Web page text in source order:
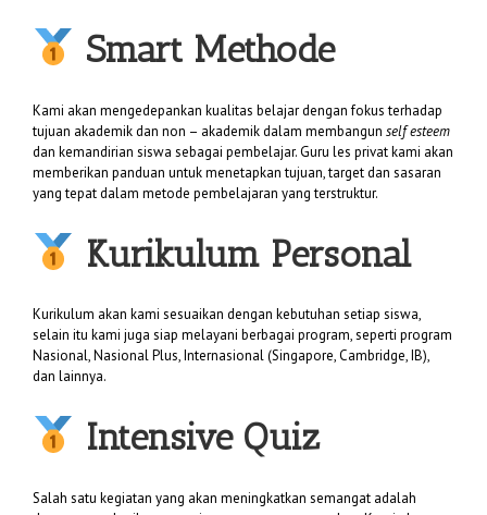
Smart Methode
Kami akan mengedepankan kualitas belajar dengan fokus terhadap
tujuan akademik dan non – akademik dalam membangun self esteem
dan kemandirian siswa sebagai pembelajar. Guru les privat kami akan
memberikan panduan untuk menetapkan tujuan, target dan sasaran
yang tepat dalam metode pembelajaran yang terstruktur.
Kurikulum Personal
Kurikulum akan kami sesuaikan dengan kebutuhan setiap siswa,
selain itu kami juga siap melayani berbagai program, seperti program
Nasional, Nasional Plus, Internasional (Singapore, Cambridge, IB),
dan lainnya.
Intensive Quiz
Salah satu kegiatan yang akan meningkatkan semangat adalah